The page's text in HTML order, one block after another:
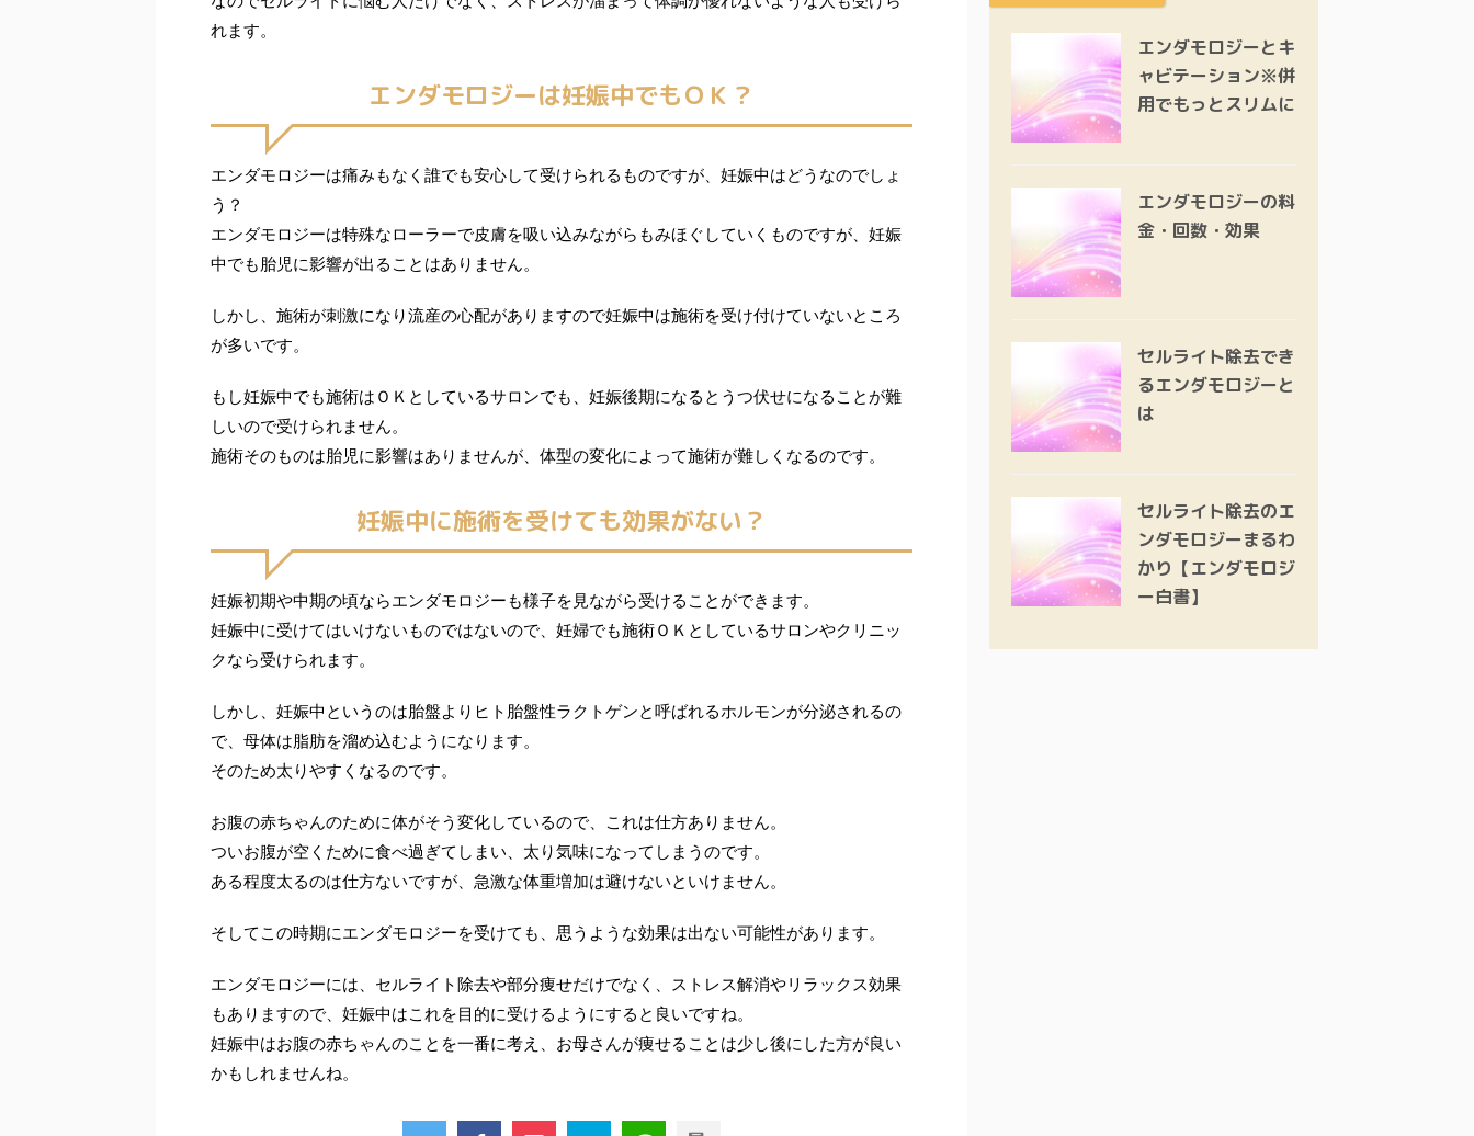
れます。
エンダモロジーは妊娠中でもＯＫ？
エンダモロジーは痛みもなく誰でも安心して受けられるものですが、妊娠中はどうなのでしょ
う？
エンダモロジーは特殊なローラーで皮膚を吸い込みながらもみほぐしていくものですが、妊娠
中でも胎児に影響が出ることはありません。
しかし、施術が刺激になり流産の心配がありますので妊娠中は施術を受け付けていないところ
が多いです。
もし妊娠中でも施術はＯＫとしているサロンでも、妊娠後期になるとうつ伏せになることが難
しいので受けられません。
施術そのものは胎児に影響はありませんが、体型の変化によって施術が難しくなるのです。
妊娠中に施術を受けても効果がない？
妊娠初期や中期の頃ならエンダモロジーも様子を見ながら受けることができます。
妊娠中に受けてはいけないものではないので、妊婦でも施術ＯＫとしているサロンやクリニッ
クなら受けられます。
しかし、妊娠中というのは胎盤よりヒト胎盤性ラクトゲンと呼ばれるホルモンが分泌されるの
で、母体は脂肪を溜め込むようになります。
そのため太りやすくなるのです。
お腹の赤ちゃんのために体がそう変化しているので、これは仕方ありません。
ついお腹が空くために食べ過ぎてしまい、太り気味になってしまうのです。
ある程度太るのは仕方ないですが、急激な体重増加は避けないといけません。
そしてこの時期にエンダモロジーを受けても、思うような効果は出ない可能性があります。
エンダモロジーには、セルライト除去や部分痩せだけでなく、ストレス解消やリラックス効果
もありますので、妊娠中はこれを目的に受けるようにすると良いですね。
妊娠中はお腹の赤ちゃんのことを一番に考え、お母さんが痩せることは少し後にした方が良い
かもしれませんね。
エンダモロジーとキ
ャビテーション※併
用でもっとスリムに
エンダモロジーの料
金・回数・効果
セルライト除去でき
るエンダモロジーと
は
セルライト除去のエ
ンダモロジーまるわ
かり【エンダモロジ
ー白書】